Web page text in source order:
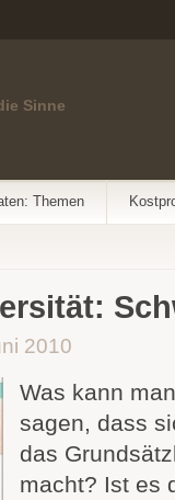
Sinne
Themen
2010
Was kann
sagen, dass
das
macht? Ist es